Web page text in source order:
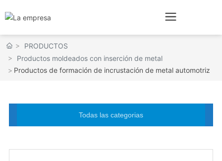
PRODUCTOS
Productos moldeados con inserción de metal
Productos de formación de incrustación de metal automotriz
Todas las categorias